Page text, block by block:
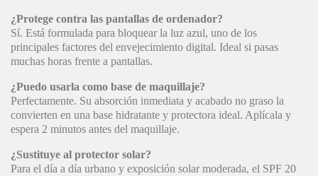
¿Protege contra las pantallas de ordenador?
Sí. Está formulada para bloquear la luz azul, uno de los
principales factores del envejecimiento digital. Ideal si pasas
muchas horas frente a pantallas.
¿Puedo usarla como base de maquillaje?
Perfectamente. Su absorción inmediata y acabado no graso la
convierten en una base hidratante y protectora ideal. Aplícala y
espera 2 minutos antes del maquillaje.
¿Sustituye al protector solar?
Para el día a día urbano y exposición solar moderada, el SPF 20